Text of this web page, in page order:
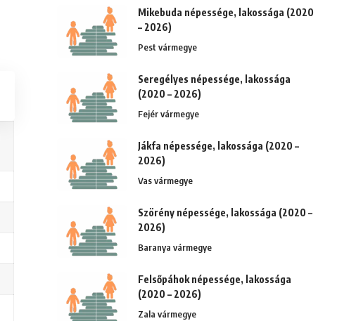
Mikebuda népessége, lakossága (2020
– 2026)
Pest vármegye
Seregélyes népessége, lakossága
(2020 – 2026)
Fejér vármegye
Jákfa népessége, lakossága (2020 –
2026)
Vas vármegye
Szörény népessége, lakossága (2020 –
2026)
Baranya vármegye
Felsőpáhok népessége, lakossága
(2020 – 2026)
Zala vármegye